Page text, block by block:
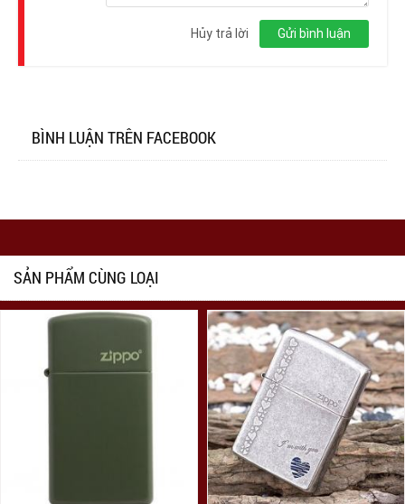
Gửi bình luận
Hủy trả lời
BÌNH LUẬN TRÊN FACEBOOK
SẢN PHẨM CÙNG LOẠI